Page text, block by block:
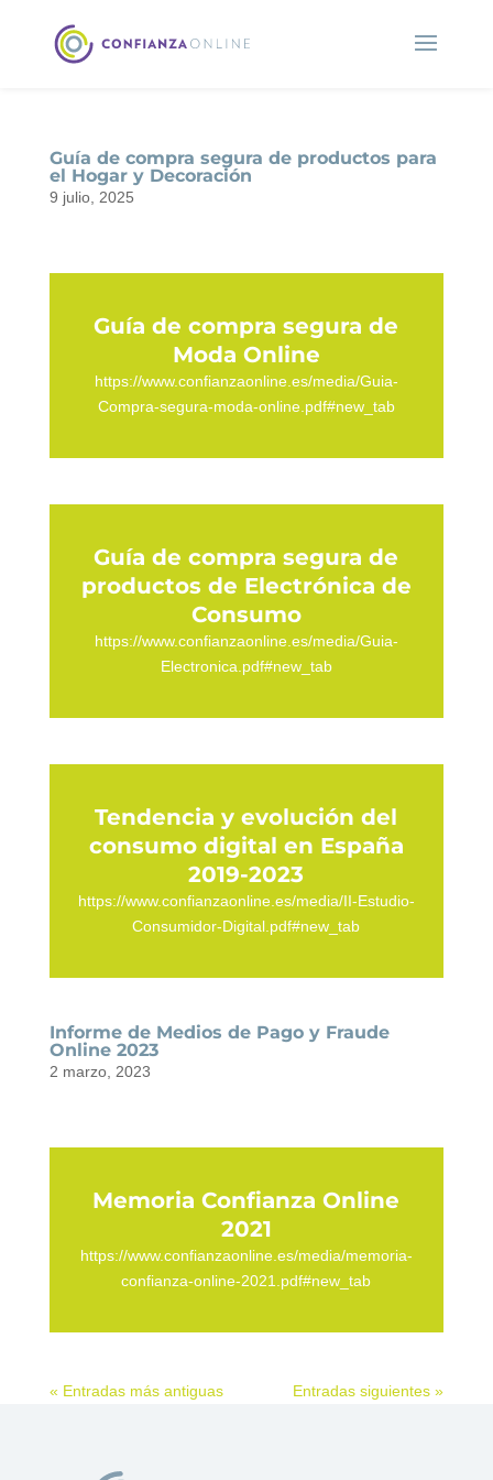
Guía de compra segura de productos para
el Hogar y Decoración
9 julio, 2025
Guía de compra segura de
Moda Online
https://www.confianzaonline.es/media/Guia-
Compra-segura-moda-online.pdf#new_tab
Guía de compra segura de
productos de Electrónica de
Consumo
https://www.confianzaonline.es/media/Guia-
Electronica.pdf#new_tab
Tendencia y evolución del
consumo digital en España
2019-2023
https://www.confianzaonline.es/media/II-Estudio-
Consumidor-Digital.pdf#new_tab
Informe de Medios de Pago y Fraude
Online 2023
2 marzo, 2023
Memoria Confianza Online
2021
https://www.confianzaonline.es/media/memoria-
confianza-online-2021.pdf#new_tab
« Entradas más antiguas Entradas siguientes »